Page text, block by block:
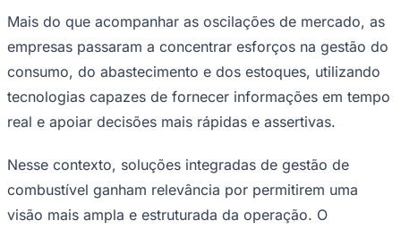
Sul-Americana
Copa América
Champions League
Premier League
La Liga
Bundesliga
Mais do que acompanhar as oscilações de mercado, as
empresas passaram a concentrar esforços na gestão do
consumo, do abastecimento e dos estoques, utilizando
tecnologias capazes de fornecer informações em tempo
real e apoiar decisões mais rápidas e assertivas.
Nesse contexto, soluções integradas de gestão de
combustível ganham relevância por permitirem uma
visão mais ampla e estruturada da operação. O